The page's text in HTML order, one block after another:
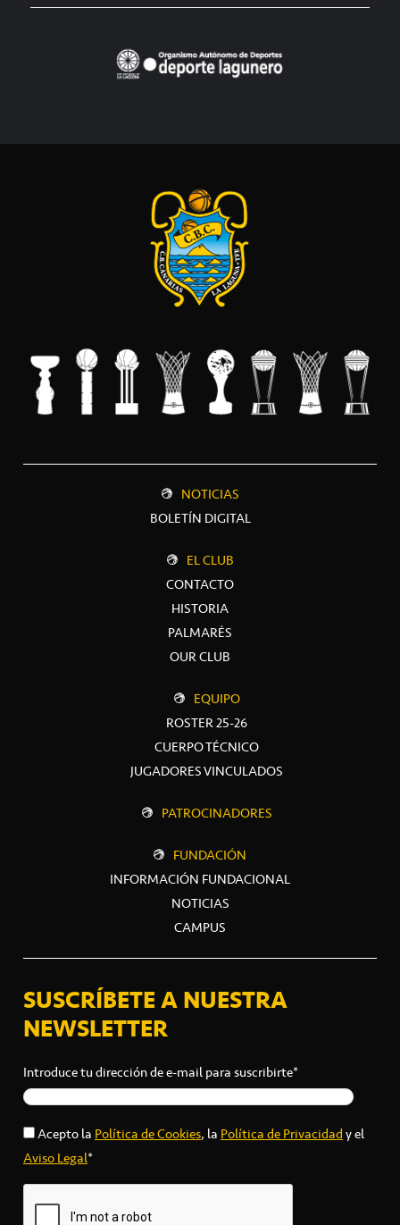
NOTICIAS
BOLETÍN DIGITAL
EL CLUB
CONTACTO
HISTORIA
PALMARÉS
OUR CLUB
EQUIPO
ROSTER 25-26
CUERPO TÉCNICO
JUGADORES VINCULADOS
PATROCINADORES
FUNDACIÓN
INFORMACIÓN FUNDACIONAL
NOTICIAS
CAMPUS
SUSCRÍBETE A NUESTRA
NEWSLETTER
Introduce tu dirección de e-mail para suscribirte*
Acepto laPolítica de Cookies, laPolítica de Privacidady el
Aviso Legal*